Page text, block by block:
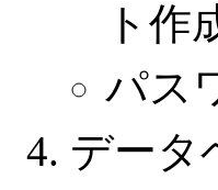
ト作
パス
データ